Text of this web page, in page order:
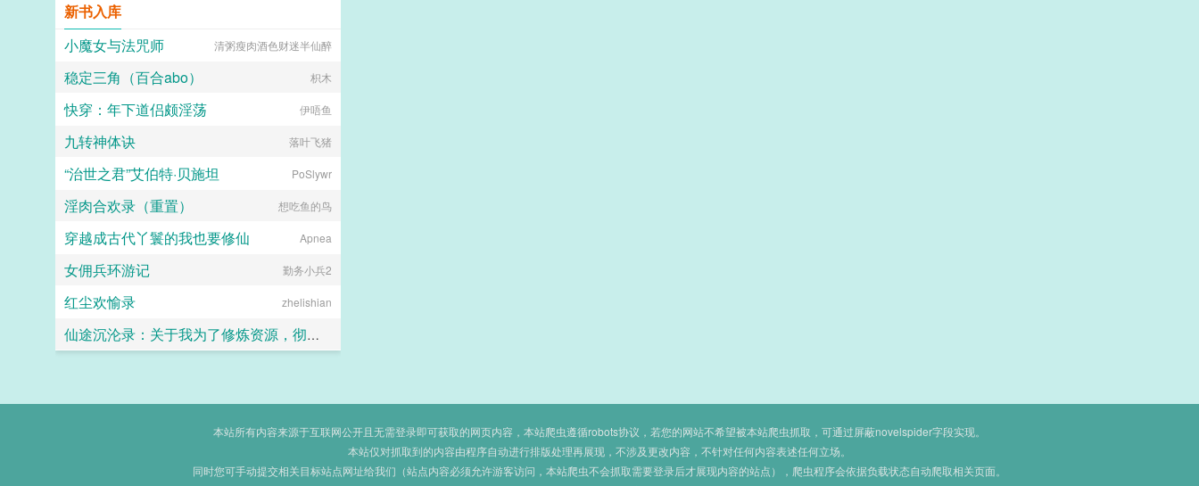
新书入库
小魔女与法咒师
清粥瘦肉酒色财迷半仙醉
稳定三角（百合abo） 枳木
快穿：年下道侣颇淫荡 伊唔鱼
九转神体诀 落叶飞猪
“治世之君”艾伯特·贝施坦 PoSlywr
淫肉合欢录（重置） 想吃鱼的鸟
穿越成古代丫鬟的我也要修仙 Apnea
女佣兵环游记 勤务小兵2
红尘欢愉录 zhelishian
仙途沉沦录：关于我为了修炼资源，彻底恶堕成仙门母畜这件事
本站所有内容来源于互联网公开且无需登录即可获取的网页内容，本站爬虫遵循robots协议，若您的网站不希望被本站爬虫抓取，可通过屏蔽novelspider字段实现。
本站仅对抓取到的内容由程序自动进行排版处理再展现，不涉及更改内容，不针对任何内容表述任何立场。
同时您可手动提交相关目标站点网址给我们（站点内容必须允许游客访问，本站爬虫不会抓取需要登录后才展现内容的站点），爬虫程序会依据负载状态自动爬取相关页面。